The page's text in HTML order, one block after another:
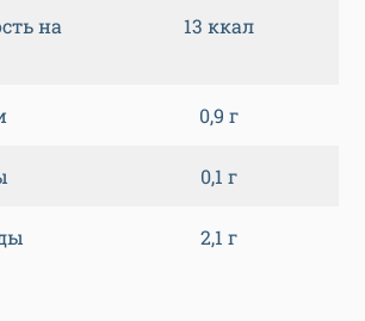
на
13 ккал
0,9 г
0,1 г
2,1 г